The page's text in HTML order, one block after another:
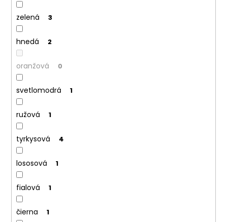
zelená 3
hnedá 2
oranžová 0
svetlomodrá 1
ružová 1
tyrkysová 4
lososová 1
fialová 1
čierna 1
a
m